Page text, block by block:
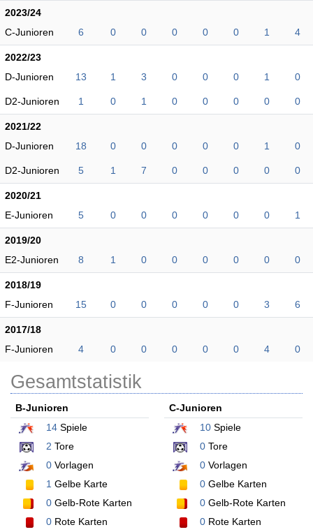
2023/24
C-Junioren
6 0 0 0 0 0 1 4
2022/23
D-Junioren
13 1 3 0 0 0 1 0
D2-Junioren 1 0 1 0 0 0 0 0
2021/22
D-Junioren
18 0 0 0 0 0 1 0
D2-Junioren 5 1 7 0 0 0 0 0
2020/21
E-Junioren
5 0 0 0 0 0 0 1
2019/20
E2-Junioren
8 1 0 0 0 0 0 0
2018/19
F-Junioren
15 0 0 0 0 0 3 6
2017/18
F-Junioren
4 0 0 0 0 0 4 0
Gesamtstatistik
B-Junioren
14 Spiele
2 Tore
0 Vorlagen
1 Gelbe Karte
0 Gelb-Rote Karten
0 Rote Karten
C-Junioren
10Spiele
0Tore
0Vorlagen
0Gelbe Karten
0Gelb-Rote Karten
0Rote Karten